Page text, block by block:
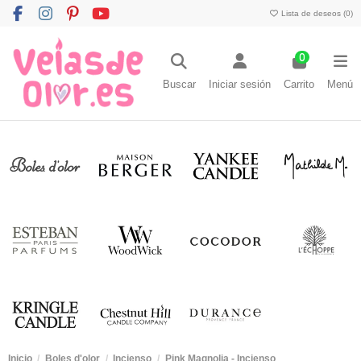
Lista de deseos (0)
Buscar Iniciar sesión
0
Carrito Menú
Inicio Boles d'olor Incienso Pink Magnolia - Incienso